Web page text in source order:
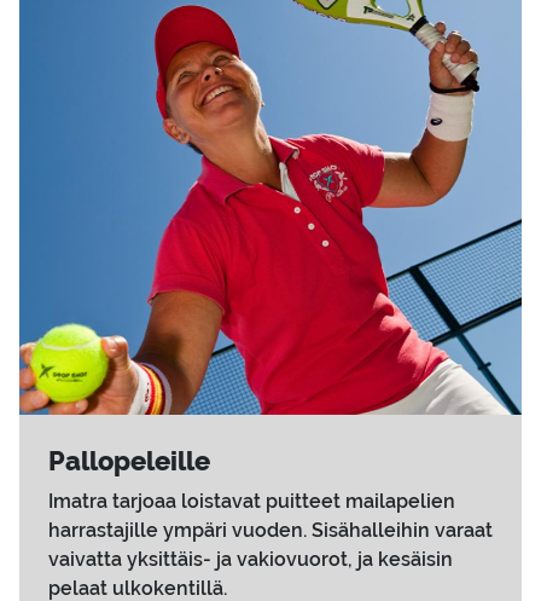
Pal­lo­pe­leil­le
Imatra tarjoaa loistavat puitteet mailapelien
harrastajille ympäri vuoden. Sisähalleihin varaat
vaivatta yksittäis- ja vakiovuorot, ja kesäisin
pelaat ulkokentillä.